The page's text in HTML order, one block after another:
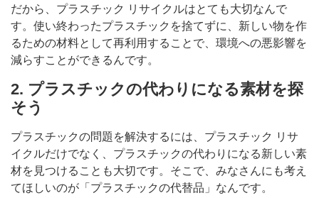
だから、プラスチック リサイクルはとても大切なんで
す。使い終わったプラスチックを捨てずに、新しい物を作
るための材料として再利用することで、環境への悪影響を
減らすことができるんです。
2. プラスチックの代わりになる素材を探
そう
プラスチックの問題を解決するには、プラスチック リサ
イクルだけでなく、プラスチックの代わりになる新しい素
材を見つけることも大切です。そこで、みなさんにも考え
てほしいのが「プラスチックの代替品」なんです。